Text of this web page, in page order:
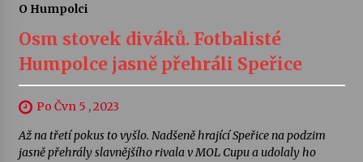
O Humpolci
Osm stovek diváků. Fotbalisté
Humpolce jasně přehráli Speřice
Po Čvn 5 , 2023
Až na třetí pokus to vyšlo. Nadšeně hrající Speřice na podzim
jasně přehrály slavnějšího rivala v MOL Cupu a udolaly ho